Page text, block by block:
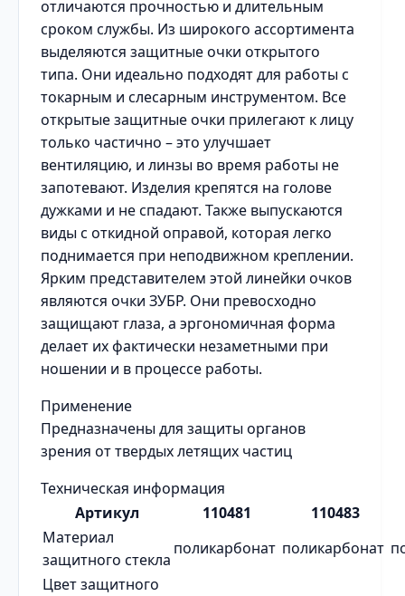
отличаются прочностью и длительным
сроком службы. Из широкого ассортимента
выделяются защитные очки открытого
типа. Они идеально подходят для работы с
токарным и слесарным инструментом. Все
открытые защитные очки прилегают к лицу
только частично – это улучшает
вентиляцию, и линзы во время работы не
запотевают. Изделия крепятся на голове
дужками и не спадают. Также выпускаются
виды с откидной оправой, которая легко
поднимается при неподвижном креплении.
Ярким представителем этой линейки очков
являются очки ЗУБР. Они превосходно
защищают глаза, а эргономичная форма
делает их фактически незаметными при
ношении и в процессе работы.
Применение
Предназначены для защиты органов
зрения от твердых летящих частиц
Техническая информация
Артикул
110481
110483
Материал
защитного стекла
поликарбонат поликарбонат
Цвет защитного